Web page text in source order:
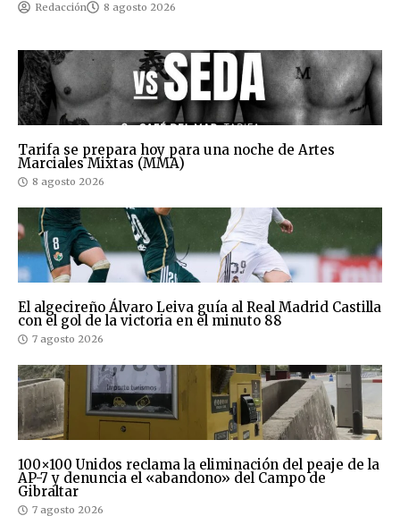
Redacción 8 agosto 2026
Tarifa se prepara hoy para una noche de Artes
Marciales Mixtas (MMA)
8 agosto 2026
El algecireño Álvaro Leiva guía al Real Madrid Castilla
con el gol de la victoria en el minuto 88
7 agosto 2026
100×100 Unidos reclama la eliminación del peaje de la
AP-7 y denuncia el «abandono» del Campo de
Gibraltar
7 agosto 2026